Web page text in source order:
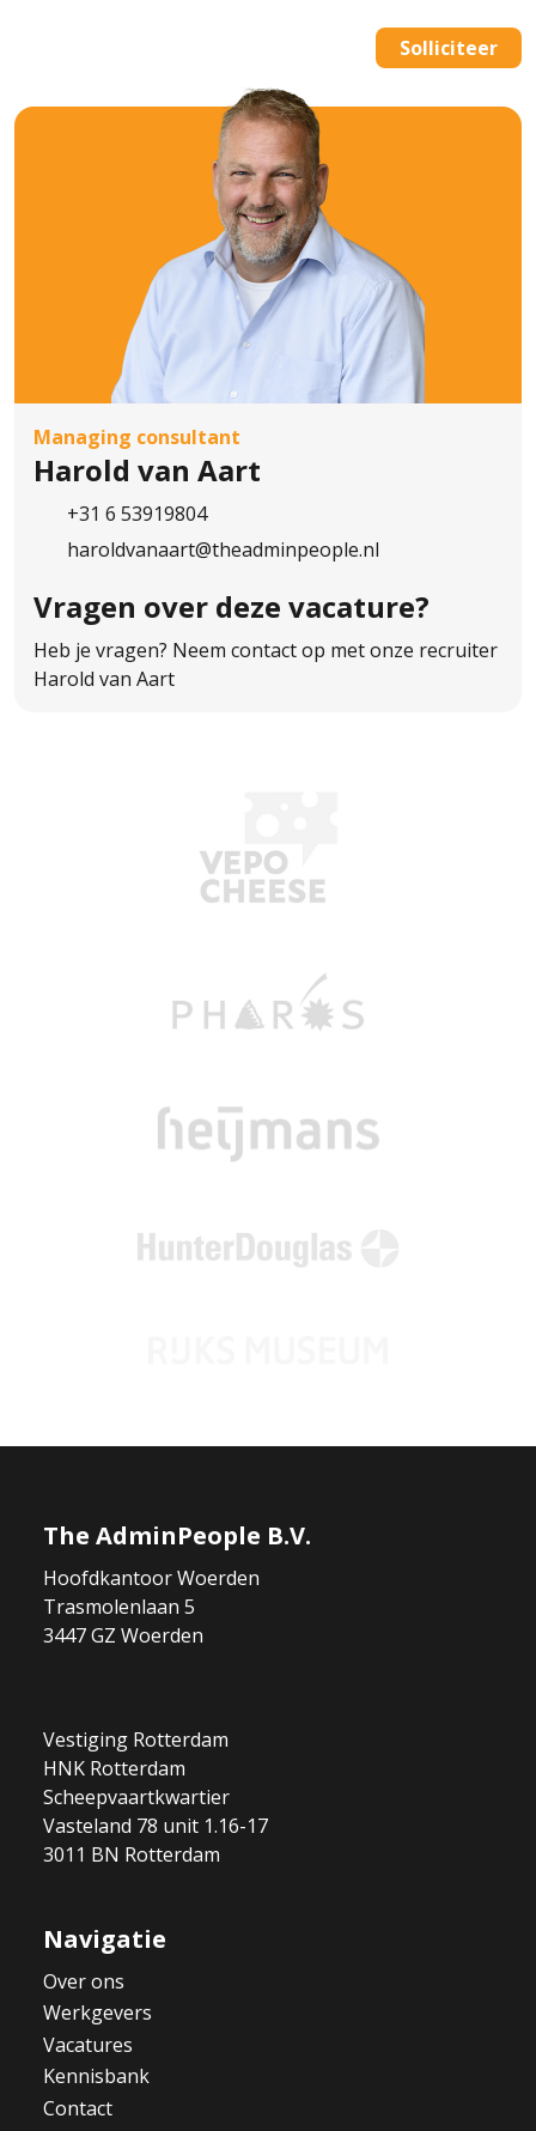
We bewaren je gegevens in onze
database tot vier weken na beëindiging
ons daarvoor toestemming geeft bewaren
wij je gegevens tot 12 maanden na de
beëindiging van de procedure. Je kan The
AdminPeople B.V. op elk moment
verzoeken jouw gegevens te verwijderen
of de toestemming in te trekken. Meer
informatie vind je in het Privacy Statement
van The AdminPeople B.V..
Solliciteer
Managing consultant
Harold van Aart
+31 6 53919804
haroldvanaart@theadminpeople.nl
Vragen over deze vacature?
Heb je vragen? Neem contact op met onze recruiter
Harold van Aart
The AdminPeople B.V.
Hoofdkantoor Woerden
Trasmolenlaan 5
3447 GZ Woerden
Vestiging Rotterdam
HNK Rotterdam
Scheepvaartkwartier
Vasteland 78 unit 1.16-17
3011 BN Rotterdam
Navigatie
Over ons
Werkgevers
Vacatures
Kennisbank
Contact